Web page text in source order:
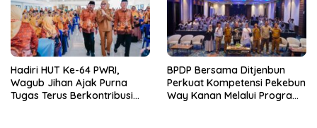
Hadiri HUT Ke-64 PWRI,
Wagub Jihan Ajak Purna
Tugas Terus Berkontribusi
BPDP Bersama Ditjenbun
Perkuat Kompetensi Pekebun
Way Kanan Melalui Program